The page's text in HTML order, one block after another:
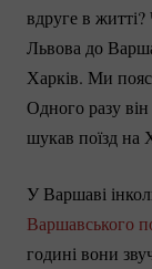
вдруге в житті?
Львова до
Харків. Ми
Одного разу він
шукав поїзд на
У Варшаві
Варшавського
годині вони